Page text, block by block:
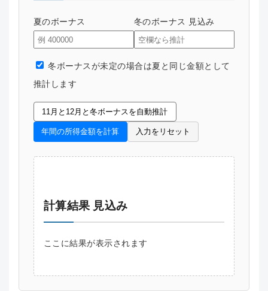
夏のボーナス 冬のボーナス 見込み
冬ボーナスが未定の場合は夏と同じ金額として
推計します
11月と12月と冬ボーナスを自動推計
年間の所得金額を計算 入力をリセット
計算結果 見込み
ここに結果が表示されます